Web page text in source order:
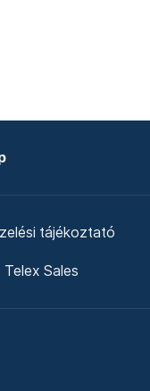
tájékoztató
Telex Sales